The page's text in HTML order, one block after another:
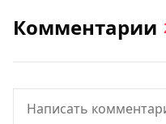
Комментарии